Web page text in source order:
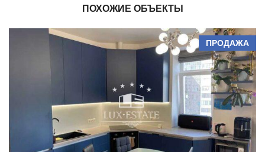
ПОХОЖИЕ ОБЪЕКТЫ
ПРОДАЖА